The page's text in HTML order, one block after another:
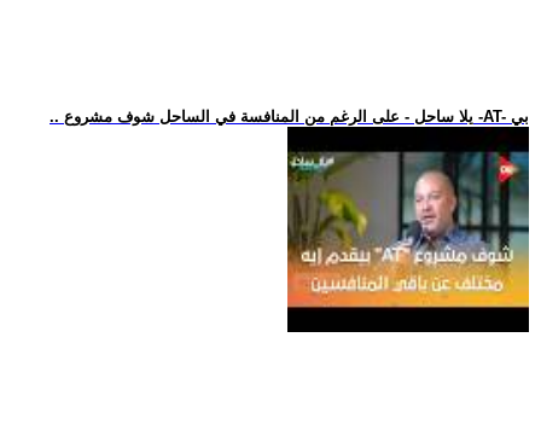
.. يلا ساحل - على الرغم من المنافسة في الساحل شوف مشروع -AT- بي